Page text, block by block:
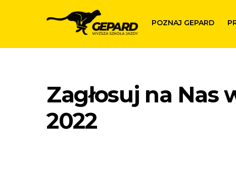
POZNAJ GEPARD
Zagłosuj na
2022